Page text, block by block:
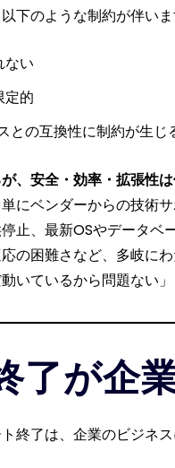
下のような制約が伴いま
ない
定的
との互換性に制約が生じ
、安全・効率・拡張性
にベンダーからの技術
止、最新OSやデータベ
の困難さなど、多岐に
いているから問題ない」
了が企
終了は、企業のビジネ